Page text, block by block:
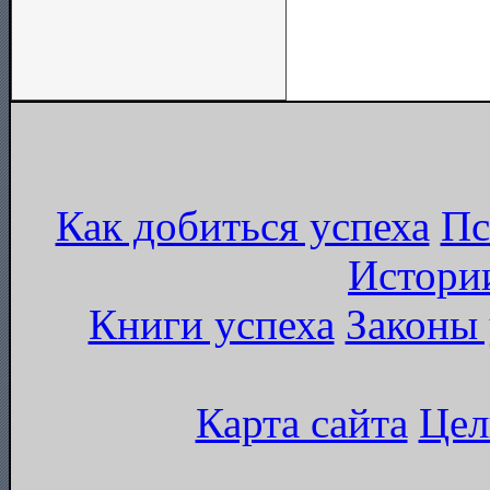
Как добиться успеха
Книги успеха Законы
Карта сайта